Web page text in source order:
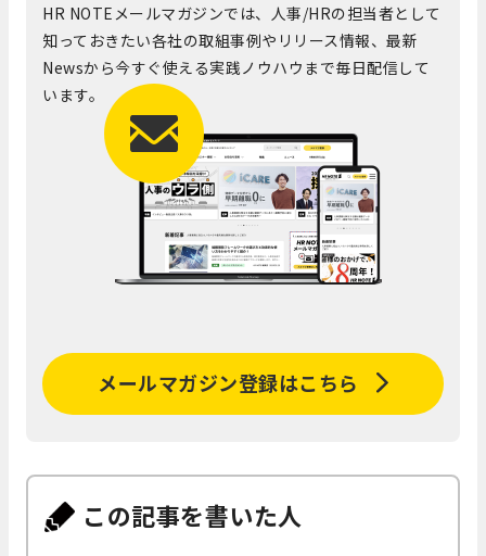
HR NOTEメールマガジンでは、人事/HRの担当者として
知っておきたい各社の取組事例やリリース情報、最新
Newsから今すぐ使える実践ノウハウまで毎日配信して
います。
メールマガジン登録はこちら
この記事を書いた人